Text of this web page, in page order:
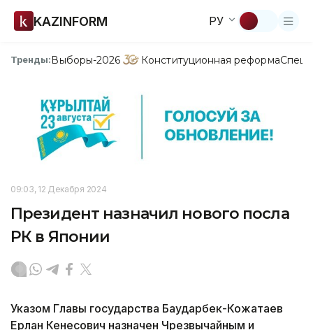
KAZINFORM РУ
Тренды:Выборы-2026 Конституционная реформа
09:03, 12 Декабря 2024
Президент назначил нового посла
РК в Японии
Указом Главы государства Баударбек-Кожатаев
Ерлан Кенесович назначен Чрезвычайным и